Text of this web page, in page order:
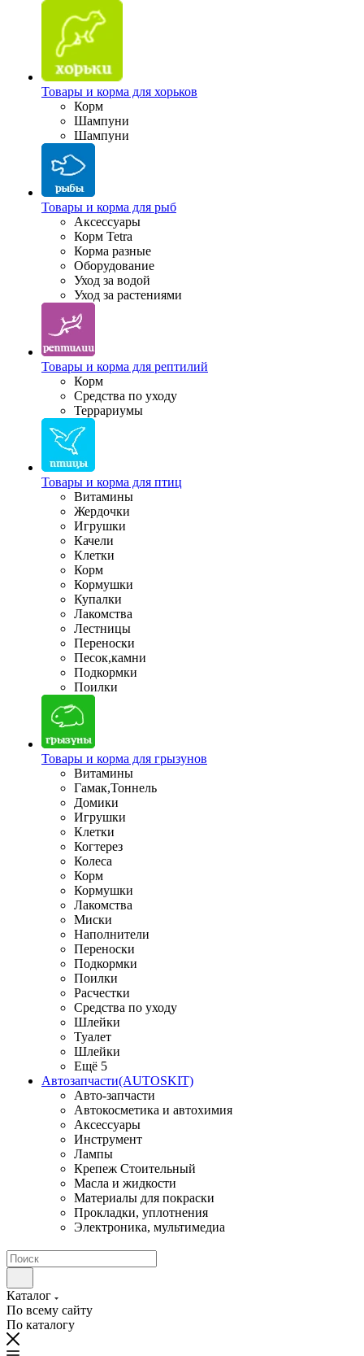
Товары и корма для хорьков
Корм
Шампуни
Шампуни
Товары и корма для рыб
Аксессуары
Корм Tetra
Корма разные
Оборудование
Уход за водой
Уход за растениями
Товары и корма для рептилий
Корм
Средства по уходу
Террариумы
Товары и корма для птиц
Витамины
Жердочки
Игрушки
Качели
Клетки
Корм
Кормушки
Купалки
Лакомства
Лестницы
Переноски
Песок,камни
Подкормки
Поилки
Товары и корма для грызунов
Витамины
Гамак,Тоннель
Домики
Игрушки
Клетки
Когтерез
Колеса
Корм
Кормушки
Лакомства
Миски
Наполнители
Переноски
Подкормки
Поилки
Расчестки
Средства по уходу
Шлейки
Туалет
Шлейки
Ещё 5
Автозапчасти(AUTOSKIT)
Авто-запчасти
Автокосметика и автохимия
Аксессуары
Инструмент
Лампы
Крепеж Стоительный
Масла и жидкости
Материалы для покраски
Прокладки, уплотнения
Электроника, мультимедиа
Каталог
По всему сайту
По каталогу